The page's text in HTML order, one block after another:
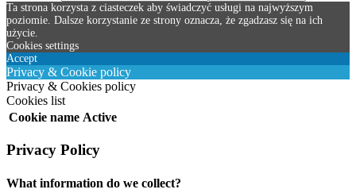
Ta strona korzysta z ciasteczek aby świadczyć usługi na najwyższym
poziomie. Dalsze korzystanie ze strony oznacza, że zgadzasz się na ich
użycie.
Cookies settings
Accept
Privacy & Cookie policy
Privacy & Cookies policy
Cookies list
Cookie name Active
Privacy Policy
What information do we collect?